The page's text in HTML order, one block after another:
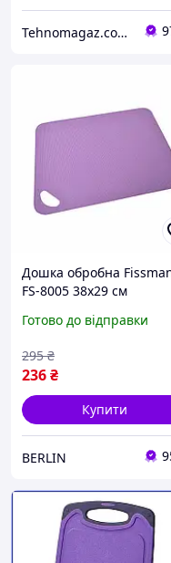
Tehnomagaz.com.ua - це передовий інтернет-магазин, спеціалізуючийся на продажу техніки
Дошка обробна
FS-8005 38х29 см
Готово до відправки
236₴
295 ₴
Купити
BERLIN